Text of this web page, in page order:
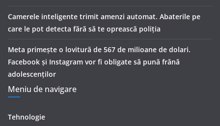
Camerele inteligente trimit amenzi automat. Abaterile pe
care le pot detecta fără să te oprească poliția
Meta primește o lovitură de 567 de milioane de dolari.
Facebook și Instagram vor fi obligate să pună frână
adolescenților
Meniu de navigare
Tehnologie